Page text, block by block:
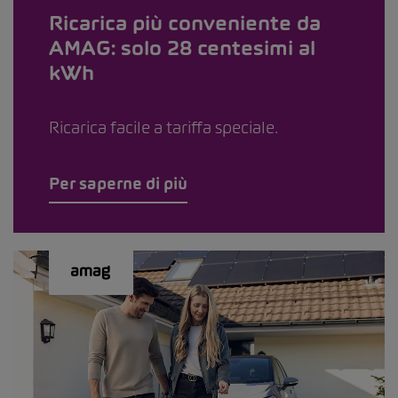
Ricarica più conveniente da
AMAG: solo 28 centesimi al
kWh
Ricarica facile a tariffa speciale.
Per saperne di più